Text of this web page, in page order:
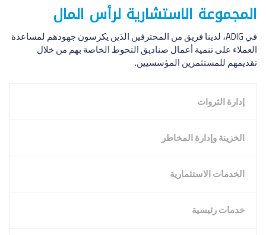
إدارة الثروات
الخزينة وإدارة المخاطر
الخدمات الاستثمارية
خدمات رئيسية
المجموعة الاستشارية لرأس المال
في ADIG، لدينا فريق من المحترفين الذين يكرسون جهودهم لمساعدة
العملاء على تنمية أعمال صناديق التحوط الخاصة بهم من خلال
تقديمهم للمستثمرين المؤسسيين.